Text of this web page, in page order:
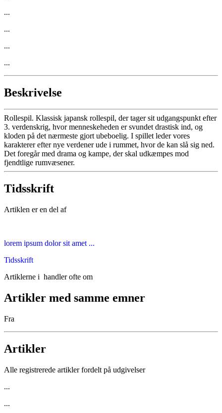
...
...
...
...
Beskrivelse
Rollespil. Klassisk japansk rollespil, der tager sit udgangspunkt efter
3. verdenskrig, hvor menneskeheden er svundet drastisk ind, og
kloden på det nærmeste gjort ubeboelig. I spillet leder vores
karakterer efter nye verdener ude i rummet, hvor de kan slå sig ned.
Det foregår med drama og kampe, der skal udkæmpes mod
fjendtlige rumvæsener.
Tidsskrift
Artiklen er en del af
lorem ipsum dolor sit amet ...
Tidsskrift
Artiklerne i handler ofte om
Artikler med samme emner
Fra
Artikler
Alle registrerede artikler fordelt på udgivelser
...
...